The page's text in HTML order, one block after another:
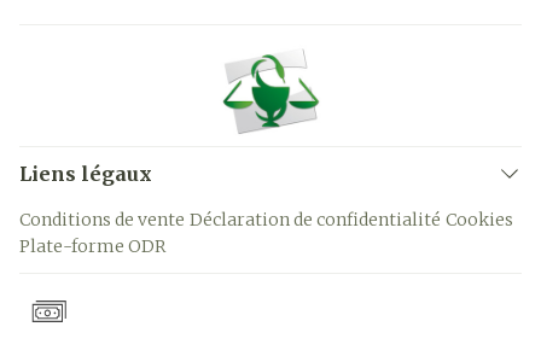
Liens légaux
Conditions de vente Déclaration de confidentialité Cookies
Plate-forme ODR